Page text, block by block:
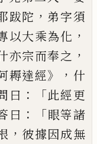
跋陀 ， 弟字須
以大乘為化 ，
亦宗而奉之 ，
耨達經》， 什
曰 ：「此經更
曰 ：「眼等諸
， 彼據因成無